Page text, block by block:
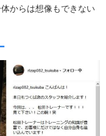
からは想像もできない